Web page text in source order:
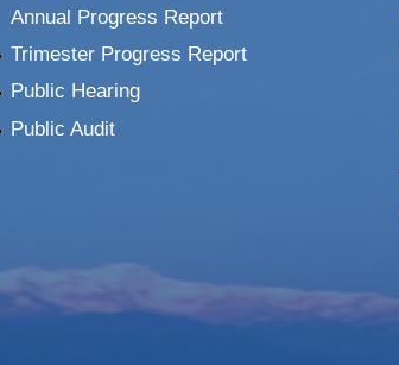
Annual Progress Report
Trimester Progress Report
Public Hearing
Public Audit